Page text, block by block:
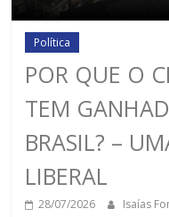
Política
POR QUE O
TEM
BRASIL? –
LIBERAL
28/07/2026 Isaías